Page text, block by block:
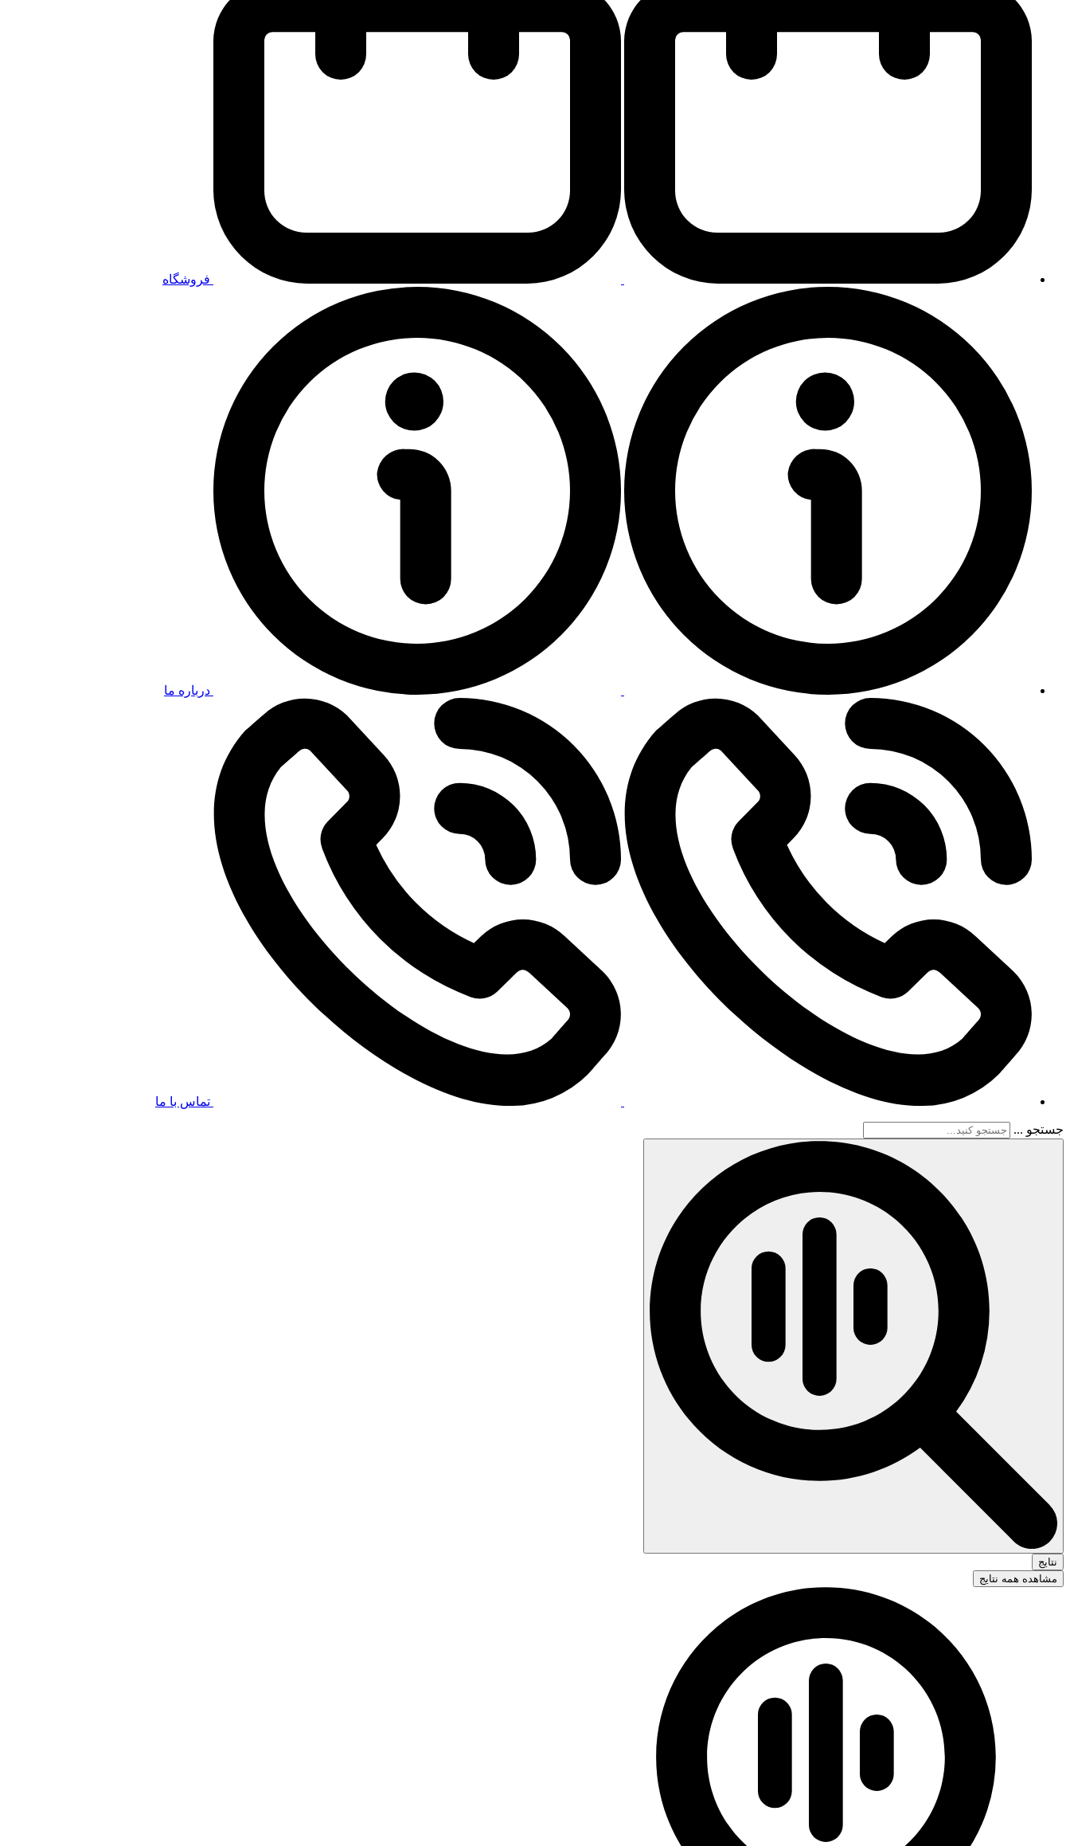
فروشگاه
درباره ما
تماس با ما
جستجو ...
نتایج
مشاهده همه نتایج